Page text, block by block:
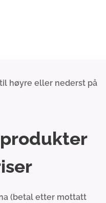
høyre eller nederst på
(betal etter mottatt